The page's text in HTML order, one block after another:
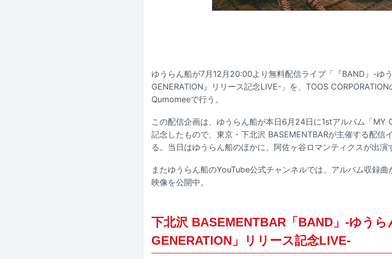
ゆうらん船が7月12月20:00より無料配信ライブ「『BAND』-ゆ
GENERATION』リリース記念LIVE-」を、TOOS
Qumomeeで行う。
この配信企画は、ゆうらん船が本日6月24日に1stアルバム「MY
記念したもので、東京・下北沢 BASEMENTBARが主催する配信
る。当日はゆうらん船のほかに、阿佐ヶ谷ロマンティクスが出演
またゆうらん船のYouTube公式チャンネルでは、アルバム収録
映像を公開中。
下北沢 BASEMENTBAR「BAND」-ゆう
GENERATION」リリース記念LIVE-